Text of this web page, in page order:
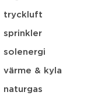
tryckluft
sprinkler
solenergi
värme & kyla
naturgas